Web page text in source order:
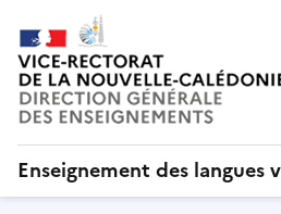
Enseignement des langues